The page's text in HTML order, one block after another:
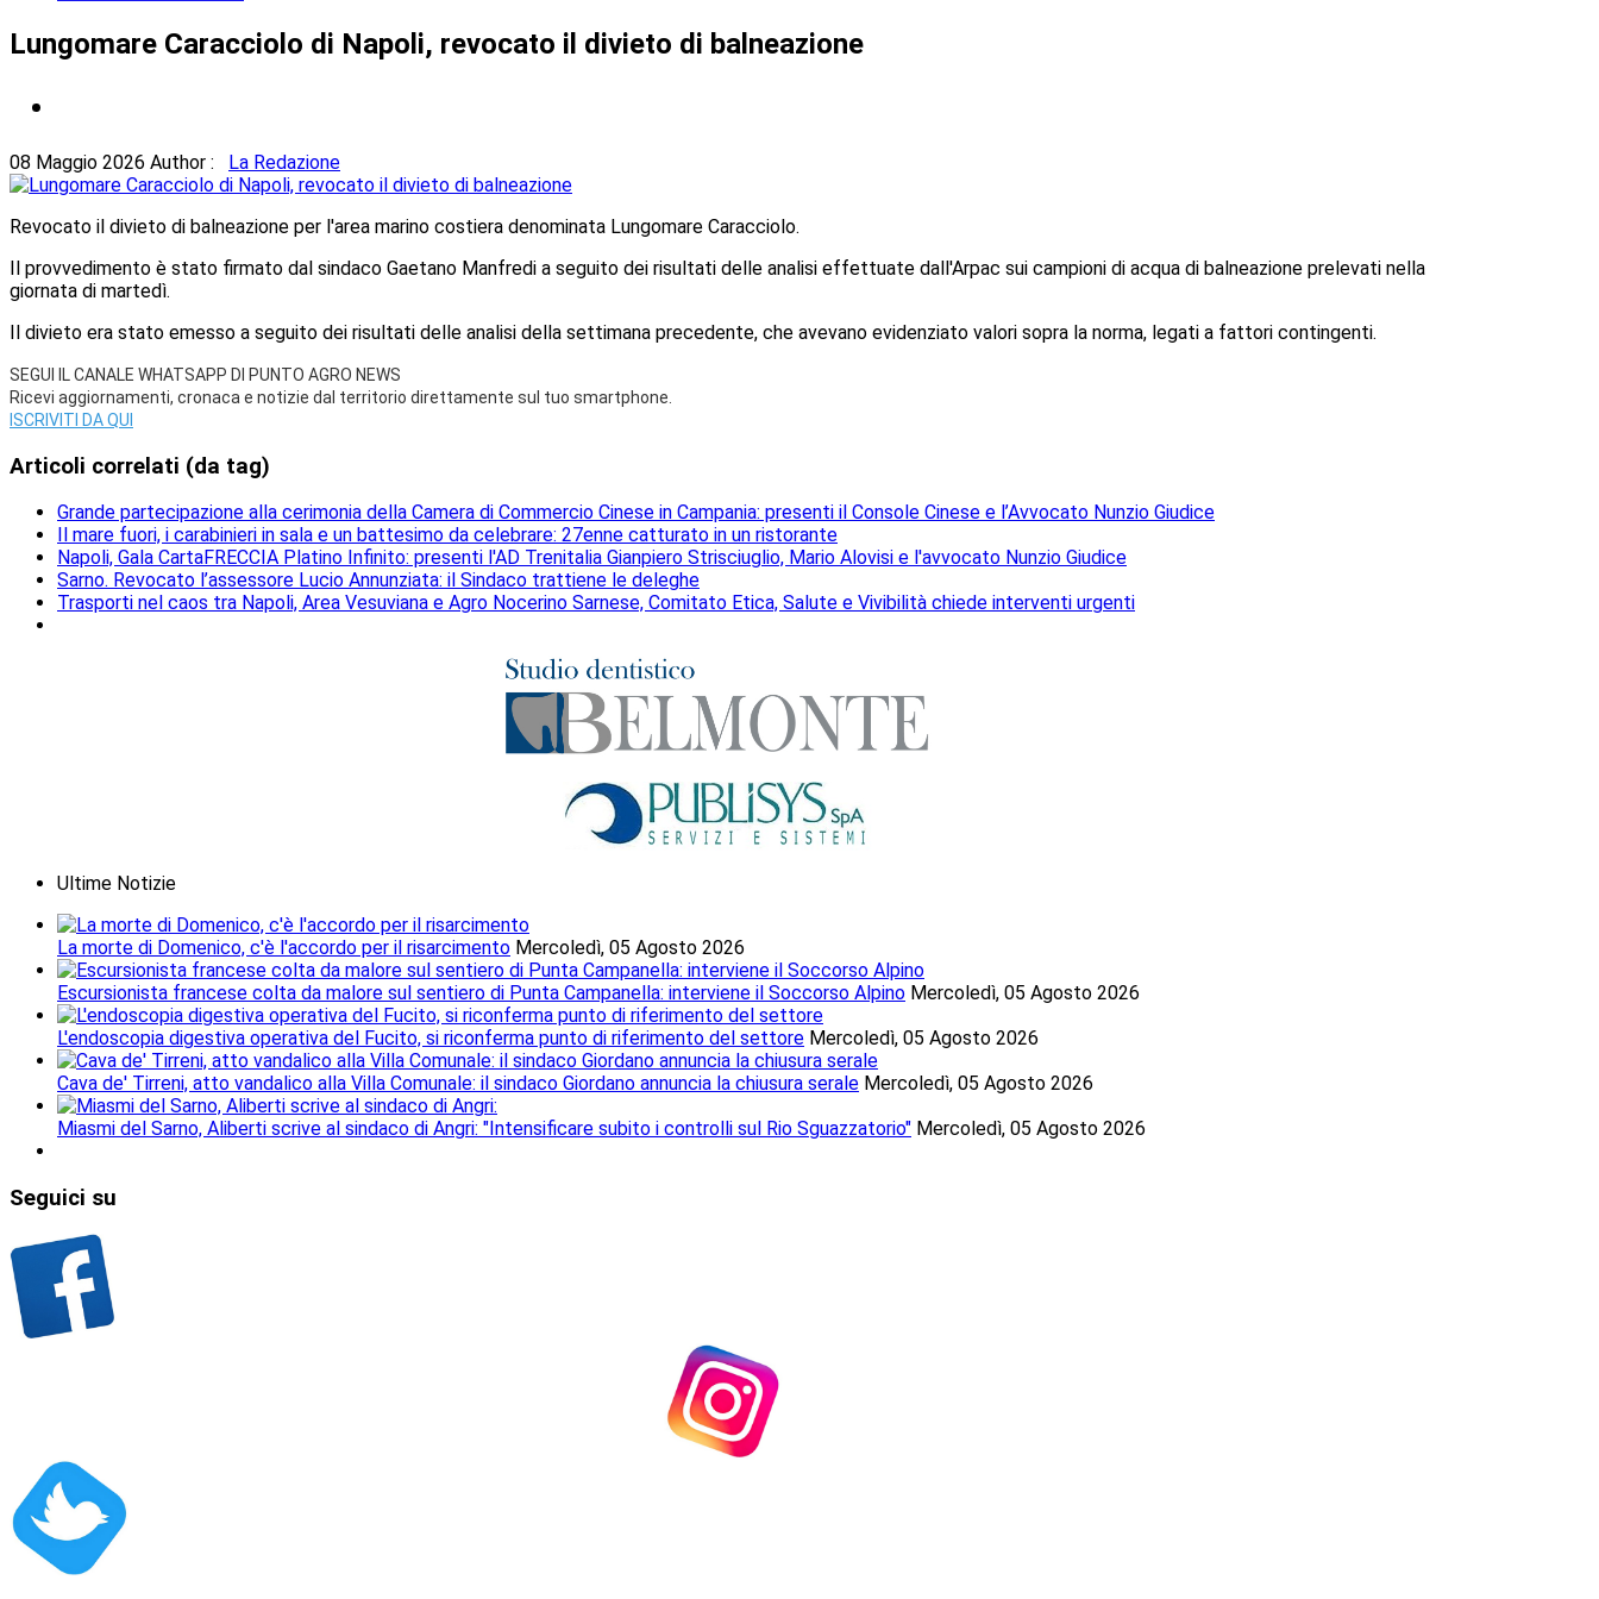
Lungomare Caracciolo di Napoli, revocato il divieto di balneazione
08 Maggio 2026 Author : La Redazione
Revocato il divieto di balneazione per l'area marino costiera denominata Lungomare Caracciolo.
Il provvedimento è stato firmato dal sindaco Gaetano Manfredi a seguito dei risultati delle analisi effettuate dall'Arpac sui campioni di acqua di balneazione prelevati nella
giornata di martedì.
Il divieto era stato emesso a seguito dei risultati delle analisi della settimana precedente, che avevano evidenziato valori sopra la norma, legati a fattori contingenti.
SEGUI IL CANALE WHATSAPP DI PUNTO AGRO NEWS
Ricevi aggiornamenti, cronaca e notizie dal territorio direttamente sul tuo smartphone.
ISCRIVITI DA QUI
Articoli correlati (da tag)
Grande partecipazione alla cerimonia della Camera di Commercio Cinese in Campania: presenti il Console Cinese e l’Avvocato Nunzio Giudice
Il mare fuori, i carabinieri in sala e un battesimo da celebrare: 27enne catturato in un ristorante
Napoli, Gala CartaFRECCIA Platino Infinito: presenti l'AD Trenitalia Gianpiero Strisciuglio, Mario Alovisi e l'avvocato Nunzio Giudice
Sarno. Revocato l’assessore Lucio Annunziata: il Sindaco trattiene le deleghe
Trasporti nel caos tra Napoli, Area Vesuviana e Agro Nocerino Sarnese, Comitato Etica, Salute e Vivibilità chiede interventi urgenti
Ultime Notizie
La morte di Domenico, c'è l'accordo per il risarcimento Mercoledì, 05 Agosto 2026
Escursionista francese colta da malore sul sentiero di Punta Campanella: interviene il Soccorso Alpino Mercoledì, 05 Agosto 2026
L'endoscopia digestiva operativa del Fucito, si riconferma punto di riferimento del settore Mercoledì, 05 Agosto 2026
Cava de' Tirreni, atto vandalico alla Villa Comunale: il sindaco Giordano annuncia la chiusura serale Mercoledì, 05 Agosto 2026
Miasmi del Sarno, Aliberti scrive al sindaco di Angri: "Intensificare subito i controlli sul Rio Sguazzatorio" Mercoledì, 05 Agosto 2026
Seguici su